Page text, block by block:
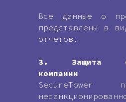
Все данные о
представлены в
отчетов.
3. Защита
компании
SecureTower